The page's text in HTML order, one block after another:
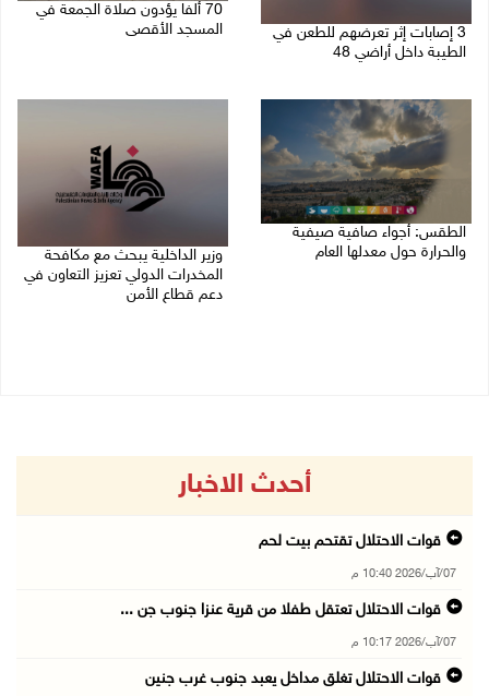
3 إصابات إثر تعرضهم للطعن في
الطيبة داخل أراضي 48
70 ألفا يؤدون صلاة الجمعة في
المسجد الأقصى
الطقس: أجواء صافية صيفية
والحرارة حول معدلها العام
وزير الداخلية يبحث مع مكافحة
المخدرات الدولي تعزيز التعاون في
دعم قطاع الأمن
أحدث الاخبار
قوات الاحتلال تقتحم بيت لحم
07/آب/2026 10:40 م
قوات الاحتلال تعتقل طفلا من قرية عنزا جنوب جن ...
07/آب/2026 10:17 م
قوات الاحتلال تغلق مداخل يعبد جنوب غرب جنين